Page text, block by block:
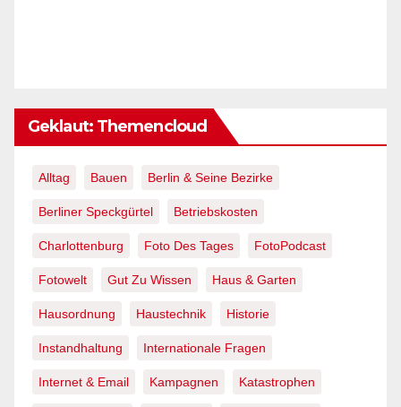
Geklaut: Themencloud
Alltag Bauen Berlin & Seine Bezirke
Berliner Speckgürtel Betriebskosten
Charlottenburg Foto Des Tages FotoPodcast
Fotowelt Gut Zu Wissen Haus & Garten
Hausordnung Haustechnik Historie
Instandhaltung Internationale Fragen
Internet & Email Kampagnen Katastrophen